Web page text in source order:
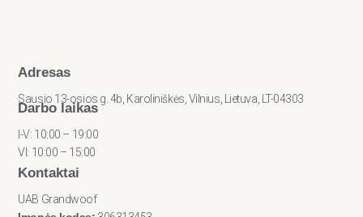
Adresas
Sausio 13-osios g. 4b, Karoliniškės, Vilnius, Lietuva, LT-04303
Darbo laikas
I-V: 10:00 – 19:00
VI: 10:00 – 15:00
Kontaktai
UAB Grandwoof